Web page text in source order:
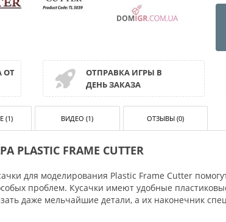
ОТ
ОТПРАВКА ИГРЫ В
ДЕНЬ ЗАКАЗА
(1) ВИДЕО (1) ОТЗЫВЫ (0)
FRAME CUTTER
для моделирования Plastic Frame Cutter
проблем. Кусачки имеют удобные
даже мельчайшие детали, а их наконечник